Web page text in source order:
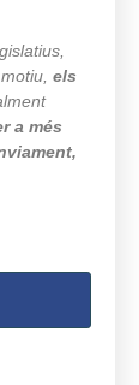
els
a més